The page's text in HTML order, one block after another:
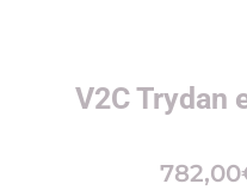
V2C Trydan
782,00